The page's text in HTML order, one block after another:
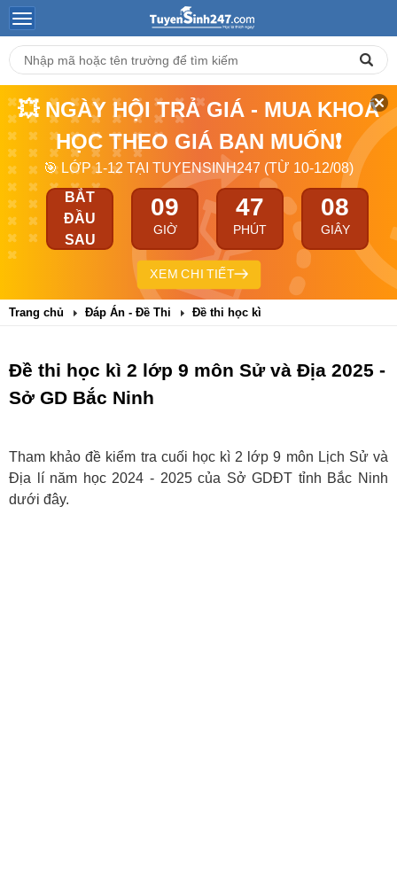
💥 NGÀY HỘI TRẢ GIÁ - MUA KHOÁ
HỌC THEO GIÁ BẠN MUỐN❗
🎯 LỚP 1-12 TẠI TUYENSINH247 (TỪ 10-12/08)
BẮT
ĐẦU
SAU
09
GIỜ
47
PHÚT
07
GIÂY
XEM CHI TIẾT
Trang chủ Đáp Án - Đề Thi Đề thi học kì
Đề thi học kì 2 lớp 9 môn Sử và Địa 2025 -
Sở GD Bắc Ninh
Tham khảo đề kiểm tra cuối học kì 2 lớp 9 môn Lịch Sử và
Địa lí năm học 2024 - 2025 của Sở GDĐT tỉnh Bắc Ninh
dưới đây.